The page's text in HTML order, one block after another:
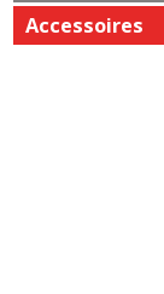
Accessoires